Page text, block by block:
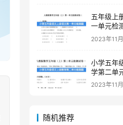
五年级上
一单元检
载打印
2023年11
小学五年
学第二单
下载
2023年11
随机推荐